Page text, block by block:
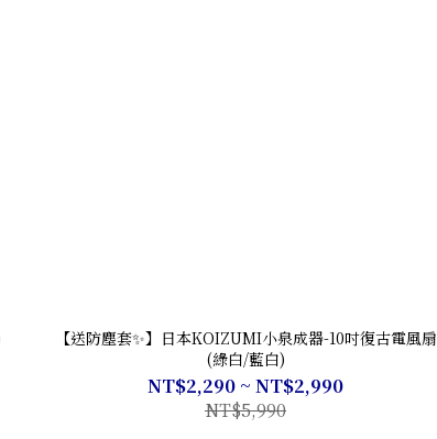
【送防塵套✨】日本KOIZUMI小泉成器-10吋復古電風扇
(綠白/藍白)
NT$2,290 ~ NT$2,990
NT$5,990